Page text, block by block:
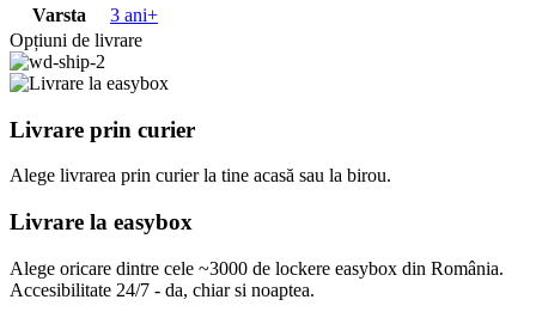
Varsta
3 ani+
Opțiuni de livrare
Livrare prin curier
Alege livrarea prin curierla tine acasă sau la birou.
Livrare la easybox
Alege oricare dintre cele ~3000 de lockere easybox din România.
Accesibilitate 24/7 - da, chiar si noaptea.